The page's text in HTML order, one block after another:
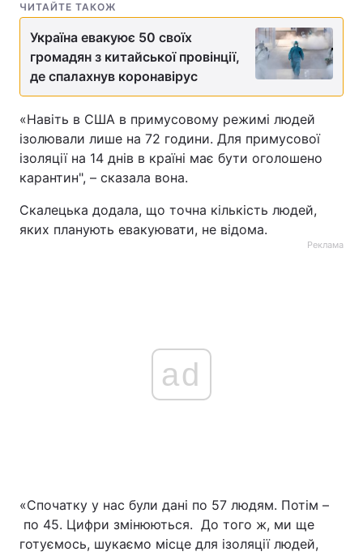
ЧИТАЙТЕ ТАКОЖ
Україна евакуює 50 своїх
громадян з китайської провінції,
де спалахнув коронавірус
«Навіть в США в примусовому режимі людей
ізолювали лише на 72 години. Для примусової
ізоляції на 14 днів в країні має бути оголошено
карантин", – сказала вона.
Скалецька додала, що точна кількість людей,
яких планують евакуювати, не відома.
Реклама
ad
«Спочатку у нас були дані по 57 людям. Потім –
по 45. Цифри змінюються. До того ж, ми ще
готуємось, шукаємо місце для ізоляції людей,